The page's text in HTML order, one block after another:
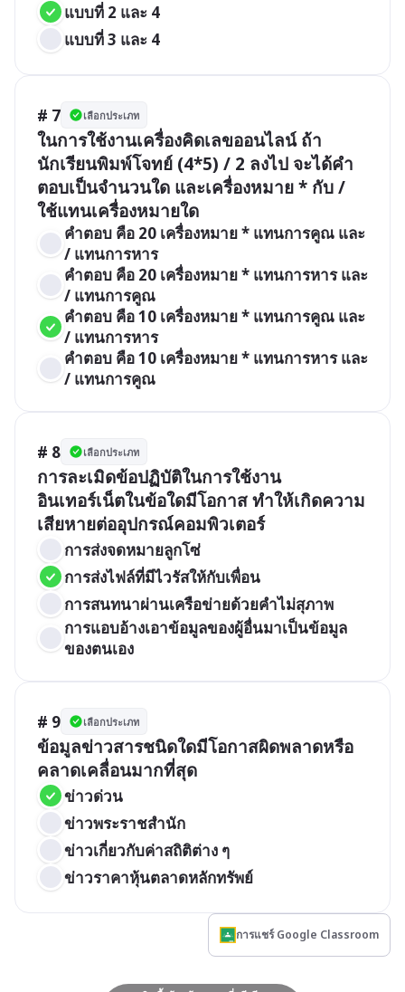
แบบที่ 2 และ 4
แบบที่ 3 และ 4
# 7 เลือกประเภท
ในการใช้งานเครื่องคิดเลขออนไลน์ ถ้า
นักเรียนพิมพ์โจทย์ (4*5) / 2 ลงไป จะได้คำ
ตอบเป็นจำนวนใด และเครื่องหมาย * กับ /
ใช้แทนเครื่องหมายใด
คำตอบ คือ 20 เครื่องหมาย * แทนการคูณ และ
/ แทนการหาร
คำตอบ คือ 20 เครื่องหมาย * แทนการหาร และ
/ แทนการคูณ
คำตอบ คือ 10 เครื่องหมาย * แทนการคูณ และ
/ แทนการหาร
คำตอบ คือ 10 เครื่องหมาย * แทนการหาร และ
/ แทนการคูณ
# 8 เลือกประเภท
การละเมิดข้อปฏิบัติในการใช้งาน
อินเทอร์เน็ตในข้อใดมีโอกาส ทำให้เกิดความ
เสียหายต่ออุปกรณ์คอมพิวเตอร์
การส่งจดหมายลูกโซ่
การส่งไฟล์ที่มีไวรัสให้กับเพื่อน
การสนทนาผ่านเครือข่ายด้วยคำไม่สุภาพ
การแอบอ้างเอาข้อมูลของผู้อื่นมาเป็นข้อมูล
ของตนเอง
# 9 เลือกประเภท
ข้อมูลข่าวสารชนิดใดมีโอกาสผิดพลาดหรือ
คลาดเคลื่อนมากที่สุด
ข่าวด่วน
ข่าวพระราชสำนัก
ข่าวเกี่ยวกับค่าสถิติต่าง ๆ
ข่าวราคาหุ้นตลาดหลักทรัพย์
การแชร์ Google Classroom